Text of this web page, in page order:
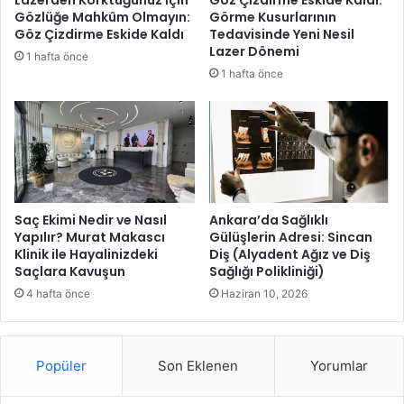
n
e
i
a
r
e
t
Gözlüğe Mahkûm Olmayın:
Göz Çizdirme Eskide Kaldı
1 hafta önce
Görme Kusurlarının
Tedavisinde Yeni Nesil
Lazer Dönemi
1 hafta önce
Saç Ekimi Nedir ve Nasıl
Yapılır? Murat Makascı
Klinik ile Hayalinizdeki
Saçlara Kavuşun
4 hafta önce
Ankara’da Sağlıklı
Gülüşlerin Adresi: Sincan
Diş (Alyadent Ağız ve Diş
Sağlığı Polikliniği)
Haziran 10, 2026
Popüler Son Eklenen Yorumlar